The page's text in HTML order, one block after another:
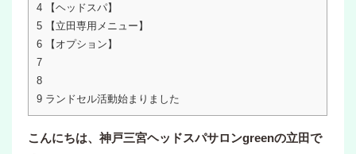
4 【ヘッドスパ】
5 【立田専用メニュー】
6 【オプション】
7
8
9 ランドセル活動始まりました
こんにちは、神戸三宮ヘッドスパサロンgreenの立田で